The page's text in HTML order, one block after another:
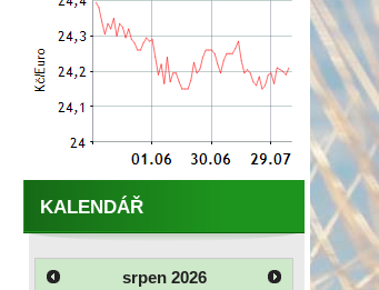
KALENDÁŘ
srpen 2026